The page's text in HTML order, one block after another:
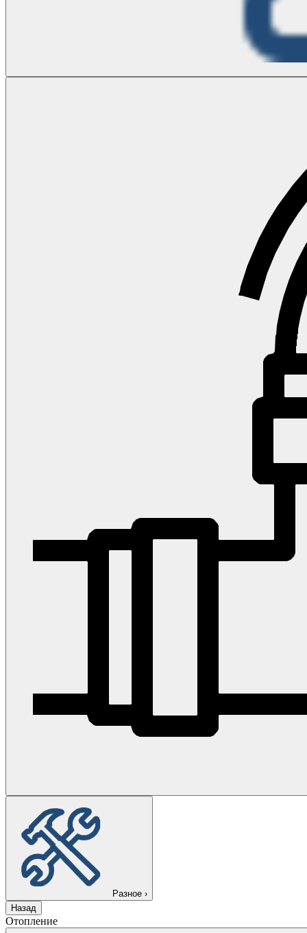
Разное ›
Назад
Отопление